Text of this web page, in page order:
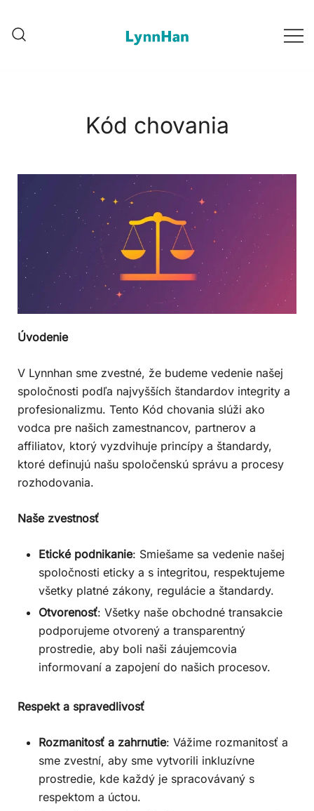
digitálna reklámová vozba
Kód chovania
Úvodenie
V Lynnhan sme zvestné, že budeme vedenie našej
spoločnosti podľa najvyšších štandardov integrity a
profesionalizmu. Tento Kód chovania slúži ako
vodca pre našich zamestnancov, partnerov a
affiliatov, ktorý vyzdvihuje princípy a štandardy,
ktoré definujú našu spoločenskú správu a procesy
rozhodovania.
Naše zvestnosť
Etické podnikanie: Smiešame sa vedenie našej
spoločnosti eticky a s integritou, respektujeme
všetky platné zákony, regulácie a štandardy.
Otvorenosť: Všetky naše obchodné transakcie
podporujeme otvorený a transparentný
prostredie, aby boli naši záujemcovia
informovaní a zapojení do našich procesov.
Respekt a spravedlivosť
Rozmanitosť a zahrnutie: Vážime rozmanitosť a
sme zvestní, aby sme vytvorili inkluzívne
prostredie, kde každý je spracovávaný s
respektom a úctou.